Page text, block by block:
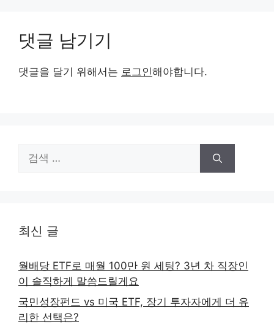
댓글 남기기
댓글을 달기 위해서는 로그인해야합니다.
색:
최신 글
월배당 ETF로 매월 100만 원 세팅? 3년 차 직장인
이 솔직하게 말씀드릴게요
국민성장펀드 vs 미국 ETF, 장기 투자자에게 더 유
리한 선택은?